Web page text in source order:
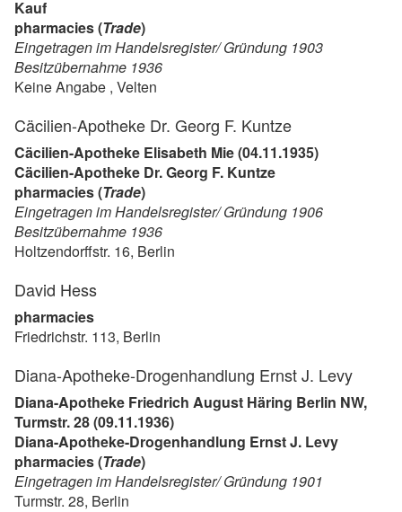
Kauf
pharmacies (Trade)
Eingetragen im Handelsregister/ Gründung 1903
Besitzübernahme 1936
Keine Angabe , Velten
Cäcilien-Apotheke Dr. Georg F. Kuntze
Cäcilien-Apotheke Elisabeth Mie (04.11.1935)
Cäcilien-Apotheke Dr. Georg F. Kuntze
pharmacies (Trade)
Eingetragen im Handelsregister/ Gründung 1906
Besitzübernahme 1936
Holtzendorffstr. 16, Berlin
David Hess
pharmacies
Friedrichstr. 113, Berlin
Diana-Apotheke-Drogenhandlung Ernst J. Levy
Diana-Apotheke Friedrich August Häring Berlin NW,
Turmstr. 28 (09.11.1936)
Diana-Apotheke-Drogenhandlung Ernst J. Levy
pharmacies (Trade)
Eingetragen im Handelsregister/ Gründung 1901
Turmstr. 28, Berlin